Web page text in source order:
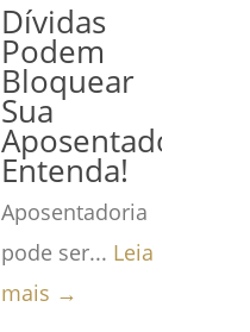
Dívidas
Podem
Bloquear
Sua
Aposentadoria?
Entenda!
Aposentadoria
pode ser... Leia
mais →